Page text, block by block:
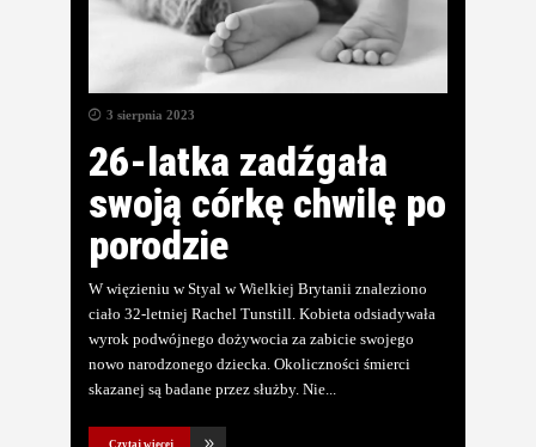
3 sierpnia 2023
26-latka zadźgała
swoją córkę chwilę po
porodzie
W więzieniu w Styal w Wielkiej Brytanii znaleziono
ciało 32-letniej Rachel Tunstill. Kobieta odsiadywała
wyrok podwójnego dożywocia za zabicie swojego
nowo narodzonego dziecka. Okoliczności śmierci
skazanej są badane przez służby. Nie